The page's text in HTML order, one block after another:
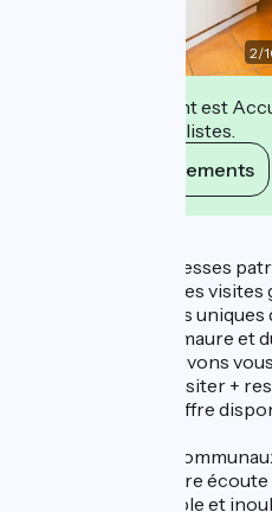
2/
Cet établissement est
accueillir des cyclistes.
Voir ses engagements
Découvrez les richesses
antique en suivant les
découvrant les sites
Château de Rochemaure et
Romaine. Nous pouvons
complète (sites à visiter +
une visite guidée. Offre
Les bureaux
et Le Teil sont à votre
votre séjour agréable et